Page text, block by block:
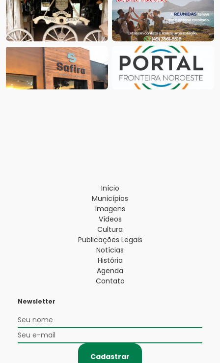
Início
Municípios
Imagens
Vídeos
Cultura
Publicações Legais
Notícias
História
Agenda
Contato
Newsletter
Cadastrar